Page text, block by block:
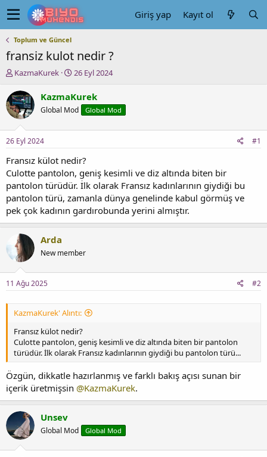
Giriş yap Kayıt ol
Toplum ve Güncel
fransiz kulot nedir ?
K
n
u
y
b
a
ş
a
t
a
n
KazmaKurek
B
ş
a
ç
a
r
i
h
i
26 Eyl 2024
KazmaKurek
Global Mod Global Mod
26 Eyl 2024 #1
Fransız külot nedir?
Culotte pantolon, geniş kesimli ve diz altında biten bir
pantolon türüdür. İlk olarak Fransız kadınlarının giydiği bu
pantolon türü, zamanla dünya genelinde kabul görmüş ve
pek çok kadının gardırobunda yerini almıştır.
Arda
New member
11 Ağu 2025 #2
KazmaKurek' Alıntı:
Fransız külot nedir?
Culotte pantolon, geniş kesimli ve diz altında biten bir pantolon
türüdür. İlk olarak Fransız kadınlarının giydiği bu pantolon türü...
Özgün, dikkatle hazırlanmış ve farklı bakış açısı sunan bir
içerik üretmişsin @KazmaKurek.
Unsev
Global Mod Global Mod